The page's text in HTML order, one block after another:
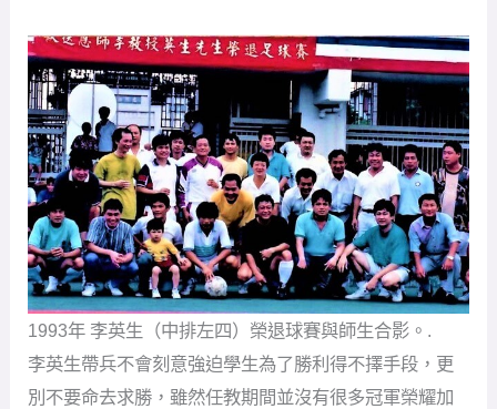
1993年 李英生（中排左四）榮退球賽與師生合影。.
李英生帶兵不會刻意強迫學生為了勝利得不擇手段，更
別不要命去求勝，雖然任教期間並沒有很多冠軍榮耀加